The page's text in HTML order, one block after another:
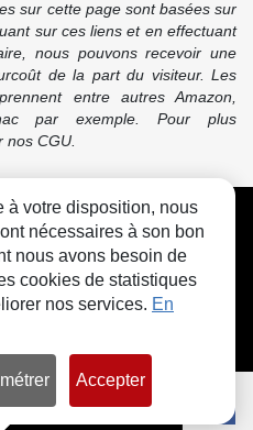
sur cette page sont basées sur
sur ces liens et en effectuant
nous pouvons recevoir une
de la part du visiteur. Les
entre autres Amazon,
par exemple. Pour plus
nos CGU.
Cookies
à votre disposition, nous
nécessaires à son bon
nous avons besoin de
cookies de statistiques
nos services. En
Accepter